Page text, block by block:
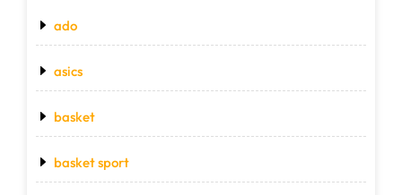
ado
asics
basket
basket sport